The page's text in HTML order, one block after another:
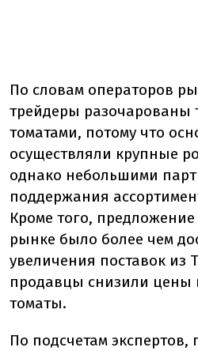
По словам операторов
трейдеры разочарованы
томатами, потому что
осуществляли крупные
однако небольшими
поддержания
Кроме того,
рынке было более чем
увеличения поставок из
продавцы снизили цены
томаты.
По подсчетам экспертов,